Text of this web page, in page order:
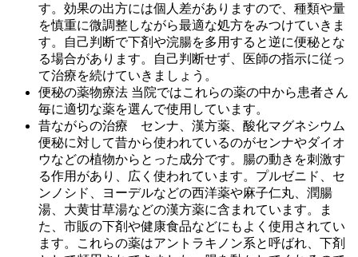
す。効果の出方には個人差がありますので、種類や量
を慎重に微調整しながら最適な処方をみつけていきま
す。自己判断で下剤や浣腸を多用すると逆に便秘とな
る場合があります。自己判断せず、医師の指示に従っ
て治療を続けていきましょう。
便秘の薬物療法 当院ではこれらの薬の中から患者さん
毎に適切な薬を選んで使用しています。
昔ながらの治療 センナ、漢方薬、酸化マグネシウム
便秘に対して昔から使われているのがセンナやダイオ
ウなどの植物からとった成分です。腸の動きを刺激す
る作用があり、広く使われています。プルゼニド、セ
ンノシド、ヨーデルなどの西洋薬や麻子仁丸、潤腸
湯、大黄甘草湯などの漢方薬に含まれています。ま
た、市販の下剤や健康食品などにもよく使用されてい
ます。これらの薬はアントラキノン系と呼ばれ、下剤